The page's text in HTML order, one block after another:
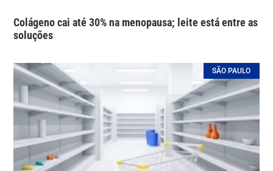
Colágeno cai até 30% na menopausa; leite está entre as
soluções
SÃO PAULO